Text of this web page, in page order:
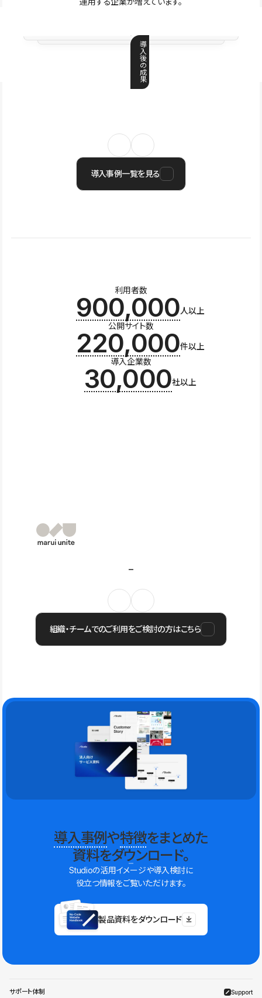
導
入
後
の
成
果
導入事例一覧を見る
利用者数
900,000人以上
公開サイト数
220,000件以上
導入企業数
30,000社以上
組織・チームでのご利用をご検討の方はこちら
導入事例や特徴をまとめた
資料をダウンロード。
Studioの活用イメージや導入検討に
役立つ情報をご覧いただけます。
製品資料をダウンロード
サポート体制 Support